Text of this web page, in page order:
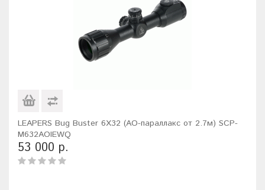
LEAPERS Bug Buster 6X32 (AO-параллакс от 2.7м) SCP-
M632AOIEWQ
53 000 р.